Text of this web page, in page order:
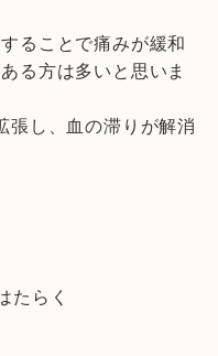
ることで痛みが緩和
る方は多いと思いま
張し、血の滞りが解消
たらく